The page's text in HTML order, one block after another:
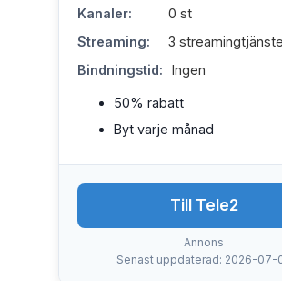
Kanaler:
0 st
Streaming:
3
Bindningstid:
Ingen
50% rabatt
Byt varje månad
Till Tele2
Annons
Senast uppdaterad: 2026-07-